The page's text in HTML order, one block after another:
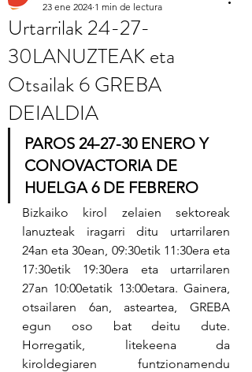
Urtarrilak 24-27-
30LANUZTEAK eta
Otsailak 6 GREBA
DEIALDIA
23 ene 2024 1 min de lectura
PAROS 24-27-30 ENERO Y
CONOVACTORIA DE
HUELGA 6 DE FEBRERO
Bizkaiko kirol zelaien sektoreak
lanuzteak iragarri ditu urtarrilaren
24an eta 30ean, 09:30etik 11:30era eta
17:30etik 19:30era eta urtarrilaren
27an 10:00etatik 13:00etara. Gainera,
otsailaren 6an, asteartea, GREBA
egun oso bat deitu dute.
Horregatik, litekeena da
kiroldegiaren funtzionamendu